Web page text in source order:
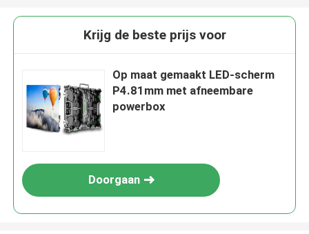
Krijg de beste prijs voor
Op maat gemaakt LED-scherm
P4.81mm met afneembare
powerbox
Doorgaan